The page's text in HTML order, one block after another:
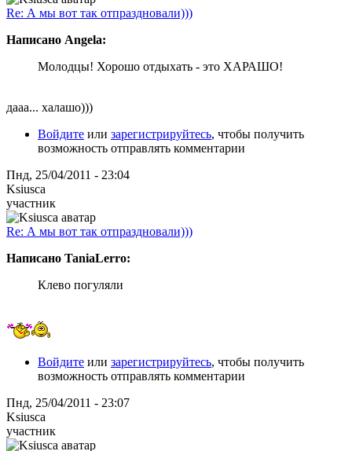
Re: А мы вот так отпраздновали)))
Написано Angela:
Молодцы! Хорошо отдыхать - это ХАРАШО!
дааа... халашо)))
Войдите или зарегистрируйтесь, чтобы получить
возможность отправлять комментарии
Пнд, 25/04/2011 - 23:04
Ksiusca
участник
Re: А мы вот так отпраздновали)))
Написано TaniaLerro:
Клево погуляли
Войдите или зарегистрируйтесь, чтобы получить
возможность отправлять комментарии
Пнд, 25/04/2011 - 23:07
Ksiusca
участник